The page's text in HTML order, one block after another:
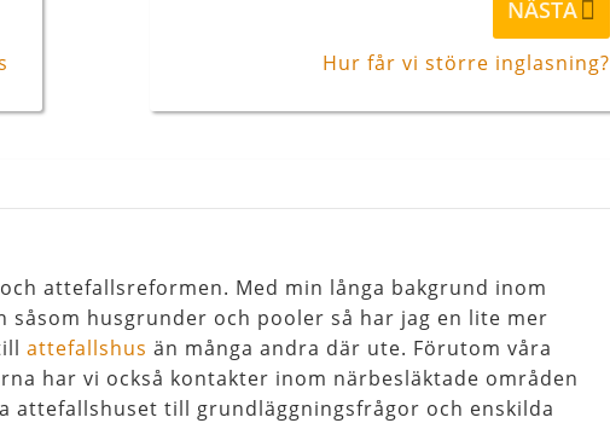
inlägg
NÄSTA
Hur får vi större inglasning?
attefallsreformen. Med min långa bakgrund inom
såsom husgrunder och pooler så har jag en lite mer
attefallshus än många andra där ute. Förutom våra
har vi också kontakter inom närbesläktade områden
attefallshuset till grundläggningsfrågor och enskilda